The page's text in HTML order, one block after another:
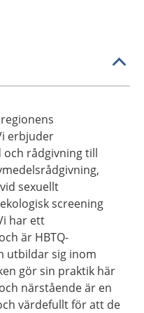
erbjuder
rådgivning till
sexuellt
screening
har ett
är HBTQ-
utbildar sig inom
gör sin praktik här
närstående är en
värdefullt för att de